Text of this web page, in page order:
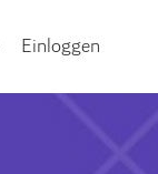
Einloggen